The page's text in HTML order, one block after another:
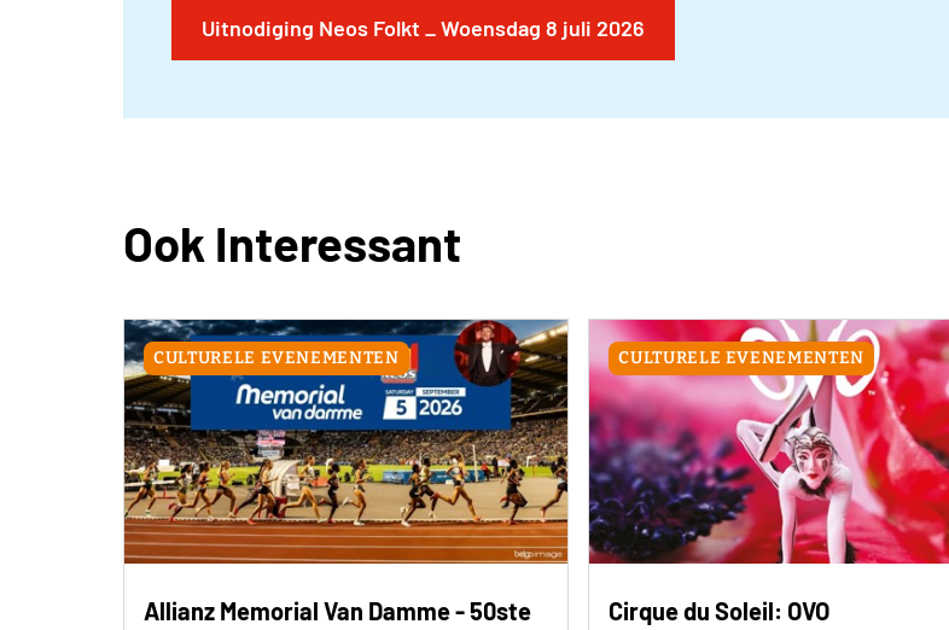
Uitnodiging Neos Folkt _ Woensdag 8 juli 2026
Ook Interessant
CULTURELE EVENEMENTEN
Allianz Memorial Van Damme - 50ste
CULTURELE EVENEMENTEN
Cirque du Soleil: OVO